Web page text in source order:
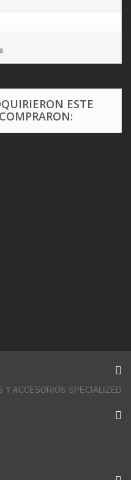
ESTE
Y ACCESORIOS SPECIALIZED